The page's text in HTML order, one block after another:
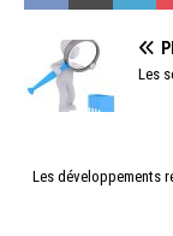
Les
Les développements